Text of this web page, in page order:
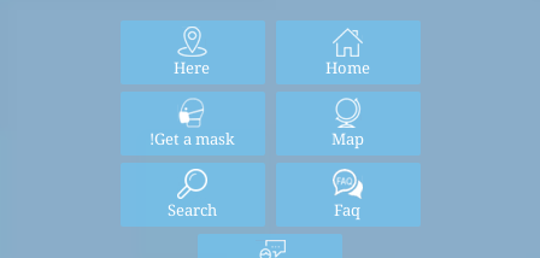
Home
Here
Map
Get a mask!
Faq
Search